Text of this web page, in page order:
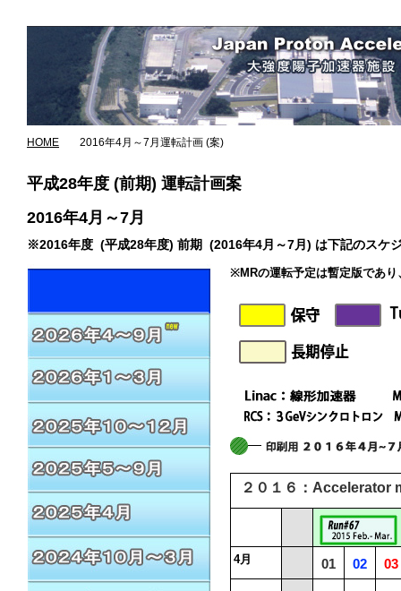
HOME 2016年4月～7月運転計画 (案)
平成28年度 (前期) 運転計画案
2016年4月～7月
※2016年度 (平成28年度) 前期 (2016年4月～7月) は下記のスケ
※MRの運転予定は暫定版であ
２０１６：Accelerator
4月 01 02 03